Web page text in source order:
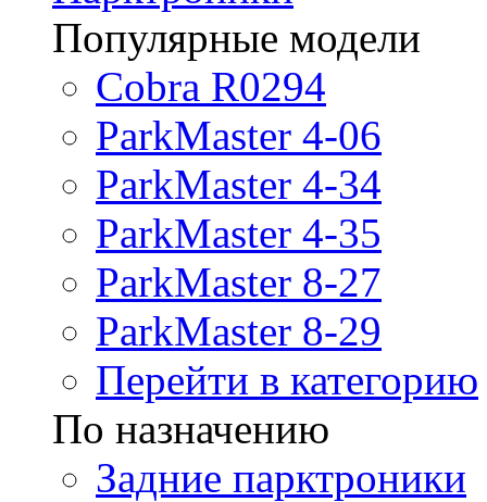
Популярные модели
Cobra R0294
ParkMaster 4-06
ParkMaster 4-34
ParkMaster 4-35
ParkMaster 8-27
ParkMaster 8-29
Перейти в категорию
По назначению
Задние парктроники